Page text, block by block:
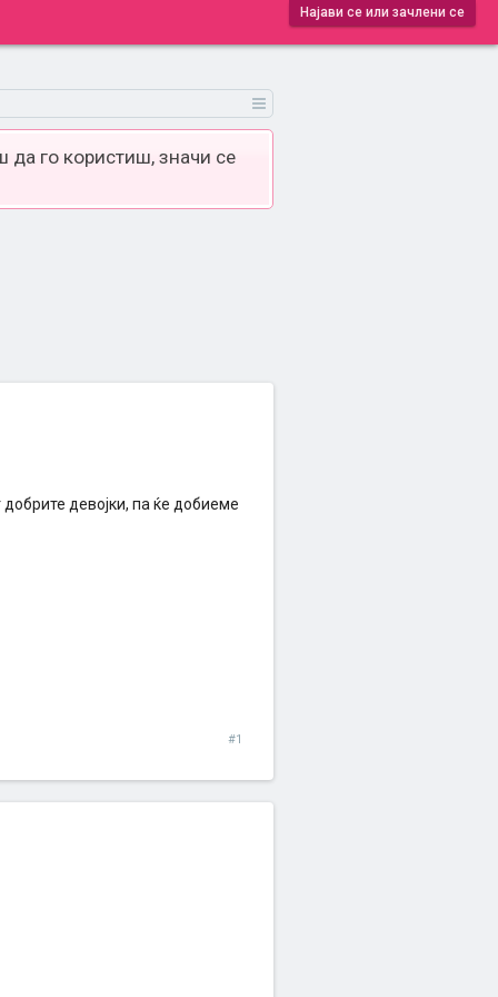
Најави се или зачлени се
го користиш, значи се
девојки, па ќе добиеме
#1